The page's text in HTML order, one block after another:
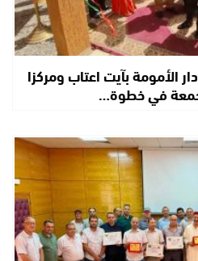
الأمومة بآيت اعتاب ومركزا
في خطوة…